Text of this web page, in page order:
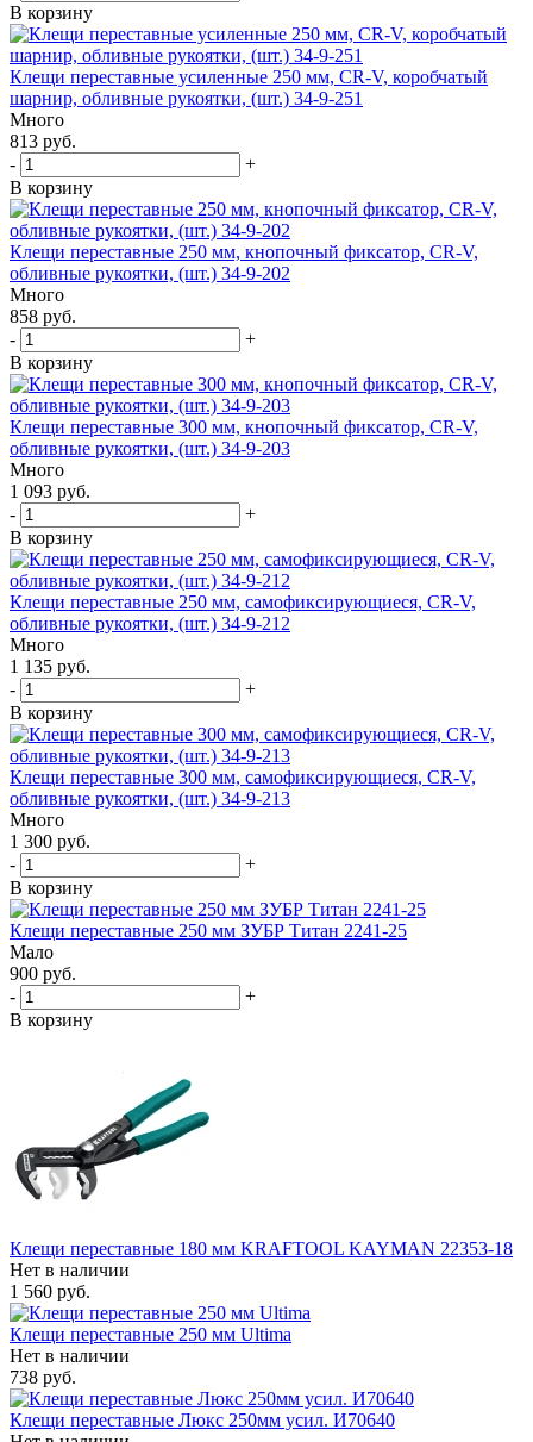
В корзину
Клещи переставные усиленные 250 мм, CR-V, коробчатый
шарнир, обливные рукоятки, (шт.) 34-9-251
Много
813 руб.
-
+
В корзину
Клещи переставные 250 мм, кнопочный фиксатор, CR-V,
обливные рукоятки, (шт.) 34-9-202
Много
858 руб.
-
+
В корзину
Клещи переставные 300 мм, кнопочный фиксатор, CR-V,
обливные рукоятки, (шт.) 34-9-203
Много
1 093 руб.
-
+
В корзину
Клещи переставные 250 мм, самофиксирующиеся, CR-V,
обливные рукоятки, (шт.) 34-9-212
Много
1 135 руб.
-
+
В корзину
Клещи переставные 300 мм, самофиксирующиеся, CR-V,
обливные рукоятки, (шт.) 34-9-213
Много
1 300 руб.
-
+
В корзину
Клещи переставные 250 мм ЗУБР Титан 2241-25
Мало
900 руб.
-
+
В корзину
Клещи переставные 180 мм KRAFTOOL KAYMAN 22353-18
Нет в наличии
1 560 руб.
Клещи переставные 250 мм Ultima
Нет в наличии
738 руб.
Клещи переставные Люкс 250мм усил. И70640